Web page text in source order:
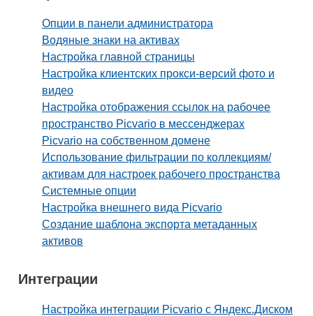
Опции в панели администратора
Водяные знаки на активах
Настройка главной страницы
Настройка клиентских прокси-версий фото и
видео
Настройка отображения ссылок на рабочее
пространство Picvario в мессенджерах
Picvario на собственном домене
Использование фильтрации по коллекциям/
активам для настроек рабочего пространства
Системные опции
Настройка внешнего вида Picvario
Создание шаблона экспорта метаданных
активов
Интеграции
Настройка интеграции Picvario с Яндекс.Диском